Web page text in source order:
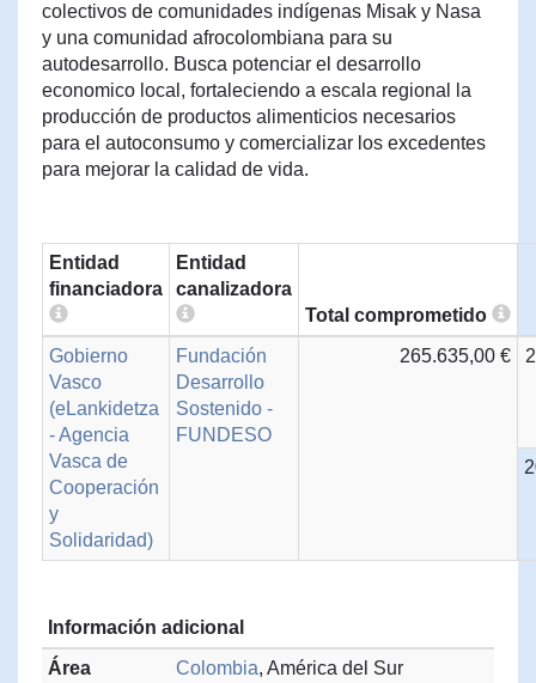
colectivos de comunidades indígenas Misak y Nasa
y una comunidad afrocolombiana para su
autodesarrollo. Busca potenciar el desarrollo
economico local, fortaleciendo a escala regional la
producción de productos alimenticios necesarios
para el autoconsumo y comercializar los excedentes
para mejorar la calidad de vida.
Entidad
financiadora
Entidad
canalizadora
Total comprometido
Gobierno
Vasco
(eLankidetza
- Agencia
Vasca de
Cooperación
y
Solidaridad)
Fundación
Desarrollo
Sostenido -
FUNDESO
265.635,00 €
Información adicional
Área
Colombia, América del Sur